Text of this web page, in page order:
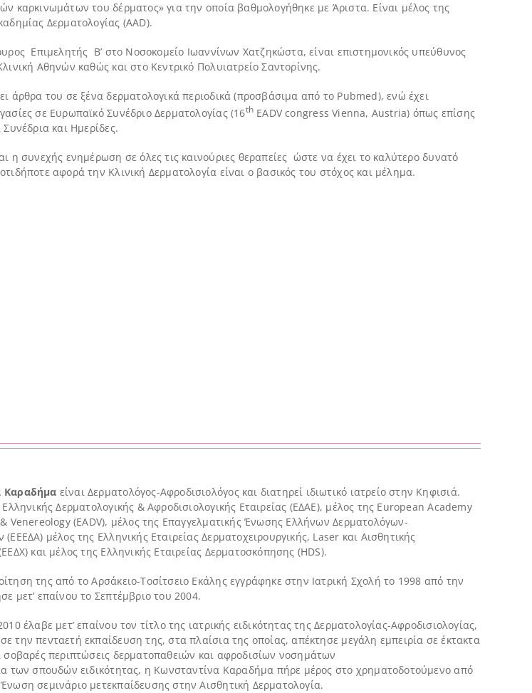
καρκινωμάτων του δέρματος» για την οποία βαθμολογήθηκε με Άριστα. Είναι μέλος της
Δερματολογίας (AAD).
Επιμελητής Β’ στο Νοσοκομείο Ιωαννίνων Χατζηκώστα, είναι επιστημονικός υπεύθυνος
Αθηνών καθώς και στο Κεντρικό Πολυιατρείο Σαντορίνης.
άρθρα του σε ξένα δερματολογικά περιοδικά (προσβάσιμα από το Pubmed), ενώ έχει
σε Ευρωπαϊκό Συνέδριο Δερματολογίας (16thEADV congress Vienna, Austria) όπως επίσης
και Ημερίδες.
η συνεχής ενημέρωση σε όλες τις καινούριες θεραπείες ώστε να έχει το καλύτερο δυνατό
αφορά την Κλινική Δερματολογία είναι ο βασικός του στόχος και μέλημα.
Καραδήμα είναι Δερματολόγος-Αφροδισιολόγος και διατηρεί ιδιωτικό ιατρείο στην Κηφισιά.
Ελληνικής Δερματολογικής & Αφροδισιολογικής Εταιρείας (ΕΔΑΕ), μέλος της European Academy
Venereology (EADV), μέλος της Επαγγελματικής Ένωσης Ελλήνων Δερματολόγων-
μέλος της Ελληνικής Εταιρείας Δερματοχειρουργικής, Laser και Αισθητικής
και μέλος της Ελληνικής Εταιρείας Δερματοσκόπησης (HDS).
της από το Αρσάκειο-Τοσίτσειο Εκάλης εγγράφηκε στην Ιατρική Σχολή το 1998 από την
μετ’ επαίνου το Σεπτέμβριο του 2004.
έλαβε μετ’ επαίνου τον τίτλο της ιατρικής ειδικότητας της Δερματολογίας-Αφροδισιολογίας,
την πενταετή εκπαίδευση της, στα πλαίσια της οποίας, απέκτησε μεγάλη εμπειρία σε έκτακτα
σοβαρές περιπτώσεις δερματοπαθειών και αφροδισίων νοσημάτων
των σπουδών ειδικότητας, η Κωνσταντίνα Καραδήμα πήρε μέρος στο χρηματοδοτούμενο από
σεμινάριο μετεκπαίδευσης στην Αισθητική Δερματολογία.